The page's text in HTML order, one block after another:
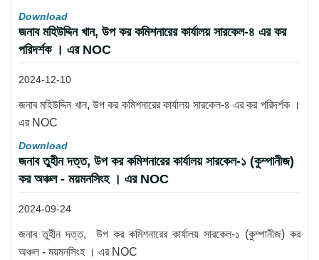
Download
জনাব মহিউদ্দিন খান, উপ কর কমিশনারের কার্যালয় সারকেল-৪ এর কর
পরিদর্শক । এর NOC
2024-12-10
জনাব মহিউদ্দিন খান, উপ কর কমিশনারের কার্যালয় সারকেল-৪ এর কর পরিদর্শক ।
এর NOC
Download
জনাব তুহীন দত্ত, উপ কর কমিশনারের কার্যালয় সারকেল-১ (কুম্পানীজ)
কর অঞ্চল - ময়মনসিংহ । এর NOC
2024-09-24
জনাব তুহীন দত্ত, উপ কর কমিশনারের কার্যালয় সারকেল-১ (কুম্পানীজ) কর
অঞ্চল - ময়মনসিংহ । এর NOC